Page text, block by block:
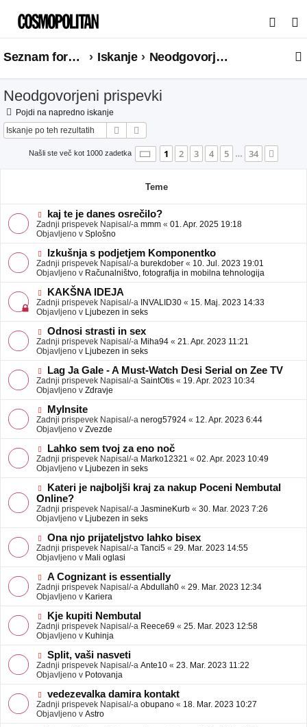
s
a
Seznam forumov Iskanje Neodgovorjeni prispevki
Neodgovorjeni prispevki
Pojdi na napredno iskanje
Iskanje
Našli ste več kot 1000 zadetka Stran 1od34
1 2 3 4 5 … 34
Teme
N
o
v
e
o
b
j
a
v
e
kaj te je danes osrečilo?
Zadnji prispevek Napisal/-a mmm « 01. Apr. 2025 19:18
Objavljeno v Splošno
N
o
v
e
o
b
j
a
v
e
Izkušnja s podjetjem Komponentko
Zadnji prispevek Napisal/-a burekdober « 10. Jul. 2023 19:01
Objavljeno v Računalništvo, fotografija in mobilna tehnologija
N
o
v
e
o
b
j
a
v
e
KAKŠNA IDEJA
Zadnji prispevek Napisal/-a INVALID30 « 15. Maj. 2023 14:33
Objavljeno v Ljubezen in seks
N
o
v
e
o
b
j
a
v
e
Odnosi strasti in sex
Zadnji prispevek Napisal/-a Miha94 « 21. Apr. 2023 11:21
Objavljeno v Ljubezen in seks
N
o
v
e
o
b
j
a
v
e
Lag Ja Gale - A Must-Watch Desi Serial on Zee TV
Zadnji prispevek Napisal/-a SaintOtis « 19. Apr. 2023 10:34
Objavljeno v Zdravje
N
o
v
e
o
b
j
a
v
e
MyInsite
Zadnji prispevek Napisal/-a nerog57924 « 12. Apr. 2023 6:44
Objavljeno v Zvezde
N
o
v
e
o
b
j
a
v
e
Lahko sem tvoj za eno noč
Zadnji prispevek Napisal/-a Marko12321 « 02. Apr. 2023 10:49
Objavljeno v Ljubezen in seks
N
o
v
e
o
b
j
a
v
Kateri je najboljši kraj za nakup Poceni Nembutal
Online?
Zadnji prispevek Napisal/-a JasmineKurb « 30. Mar. 2023 7:26
Objavljeno v Ljubezen in seks
N
o
v
e
o
b
j
a
v
e
Ona njo prijateljstvo lahko bisex
Zadnji prispevek Napisal/-a Tanci5 « 29. Mar. 2023 14:55
Objavljeno v Mali oglasi
N
o
v
e
o
b
j
a
v
e
A Cognizant is essentially
Zadnji prispevek Napisal/-a Abdullah0 « 29. Mar. 2023 12:34
Objavljeno v Kariera
N
o
v
e
o
b
j
a
v
e
Kje kupiti Nembutal
Zadnji prispevek Napisal/-a Reece69 « 25. Mar. 2023 12:58
Objavljeno v Kuhinja
N
o
v
e
o
b
j
a
Split, vaši nasveti
Zadnji prispevek Napisal/-a Ante10 « 23. Mar. 2023 11:22
Objavljeno v Potovanja
N
o
v
e
vedezevalka damira kontakt
Zadnji prispevek Napisal/-a obupano « 18. Mar. 2023 10:27
Objavljeno v Astro